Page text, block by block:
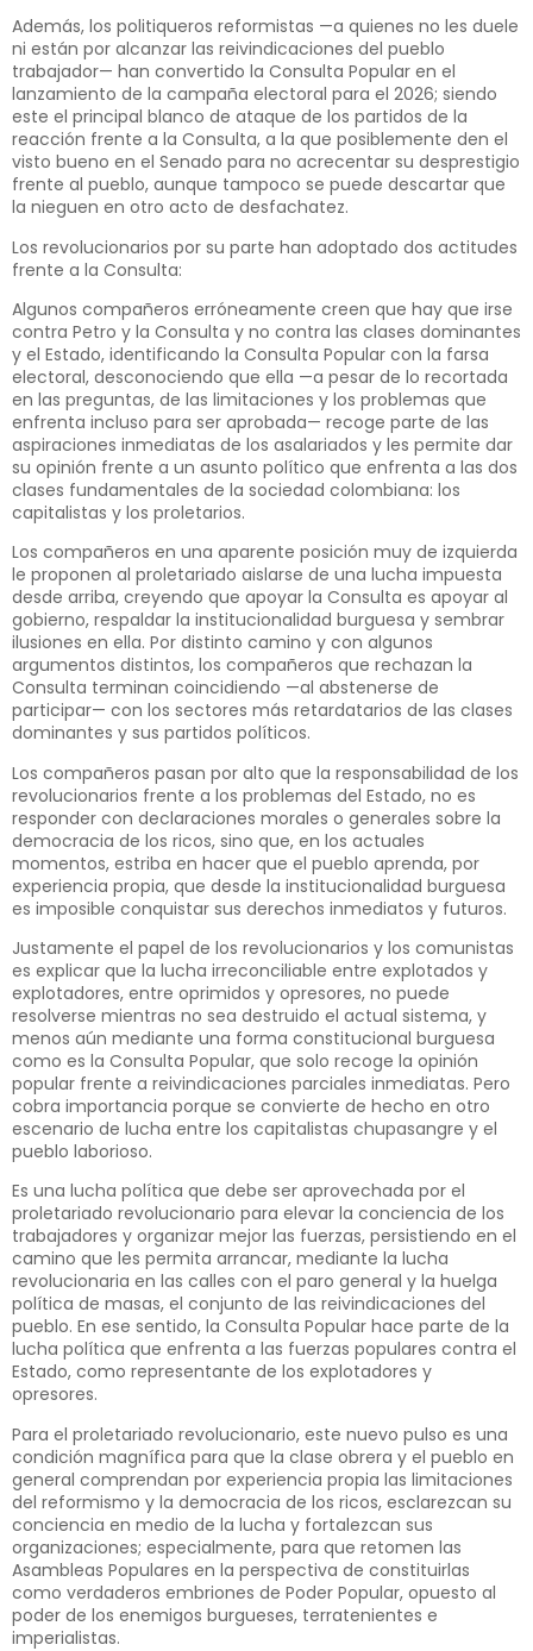
Además, los politiqueros reformistas —a quienes no les duele
ni están por alcanzar las reivindicaciones del pueblo
trabajador— han convertido la Consulta Popular en el
lanzamiento de la campaña electoral para el 2026; siendo
este el principal blanco de ataque de los partidos de la
reacción frente a la Consulta, a la que posiblemente den el
visto bueno en el Senado para no acrecentar su desprestigio
frente al pueblo, aunque tampoco se puede descartar que
la nieguen en otro acto de desfachatez.
Los revolucionarios por su parte han adoptado dos actitudes
frente a la Consulta:
Algunos compañeros erróneamente creen que hay que irse
contra Petro y la Consulta y no contra las clases dominantes
y el Estado, identificando la Consulta Popular con la farsa
electoral, desconociendo que ella —a pesar de lo recortada
en las preguntas, de las limitaciones y los problemas que
enfrenta incluso para ser aprobada— recoge parte de las
aspiraciones inmediatas de los asalariados y les permite dar
su opinión frente a un asunto político que enfrenta a las dos
clases fundamentales de la sociedad colombiana: los
capitalistas y los proletarios.
Los compañeros en una aparente posición muy de izquierda
le proponen al proletariado aislarse de una lucha impuesta
desde arriba, creyendo que apoyar la Consulta es apoyar al
gobierno, respaldar la institucionalidad burguesa y sembrar
ilusiones en ella. Por distinto camino y con algunos
argumentos distintos, los compañeros que rechazan la
Consulta terminan coincidiendo —al abstenerse de
participar— con los sectores más retardatarios de las clases
dominantes y sus partidos políticos.
Los compañeros pasan por alto que la responsabilidad de los
revolucionarios frente a los problemas del Estado, no es
responder con declaraciones morales o generales sobre la
democracia de los ricos, sino que, en los actuales
momentos, estriba en hacer que el pueblo aprenda, por
experiencia propia, que desde la institucionalidad burguesa
es imposible conquistar sus derechos inmediatos y futuros.
Justamente el papel de los revolucionarios y los comunistas
es explicar que la lucha irreconciliable entre explotados y
explotadores, entre oprimidos y opresores, no puede
resolverse mientras no sea destruido el actual sistema, y
menos aún mediante una forma constitucional burguesa
como es la Consulta Popular, que solo recoge la opinión
popular frente a reivindicaciones parciales inmediatas. Pero
cobra importancia porque se convierte de hecho en otro
escenario de lucha entre los capitalistas chupasangre y el
pueblo laborioso.
Es una lucha política que debe ser aprovechada por el
proletariado revolucionario para elevar la conciencia de los
trabajadores y organizar mejor las fuerzas, persistiendo en el
camino que les permita arrancar, mediante la lucha
revolucionaria en las calles con el paro general y la huelga
política de masas, el conjunto de las reivindicaciones del
pueblo. En ese sentido, la Consulta Popular hace parte de la
lucha política que enfrenta a las fuerzas populares contra el
Estado, como representante de los explotadores y
opresores.
Para el proletariado revolucionario, este nuevo pulso es una
condición magnífica para que la clase obrera y el pueblo en
general comprendan por experiencia propia las limitaciones
del reformismo y la democracia de los ricos, esclarezcan su
conciencia en medio de la lucha y fortalezcan sus
organizaciones; especialmente, para que retomen las
Asambleas Populares en la perspectiva de constituirlas
como verdaderos embriones de Poder Popular, opuesto al
poder de los enemigos burgueses, terratenientes e
imperialistas.